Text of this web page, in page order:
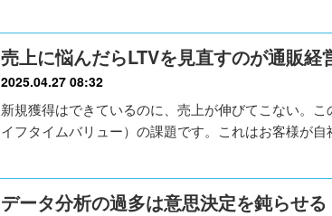
売上に悩んだらLTVを見直すのが通販経
2025.04.27 08:32
新規獲得はできているのに、売上が伸びてこない。こ
イフタイムバリュー）の課題です。これはお客様が
データ分析の過多は意思決定を鈍らせる